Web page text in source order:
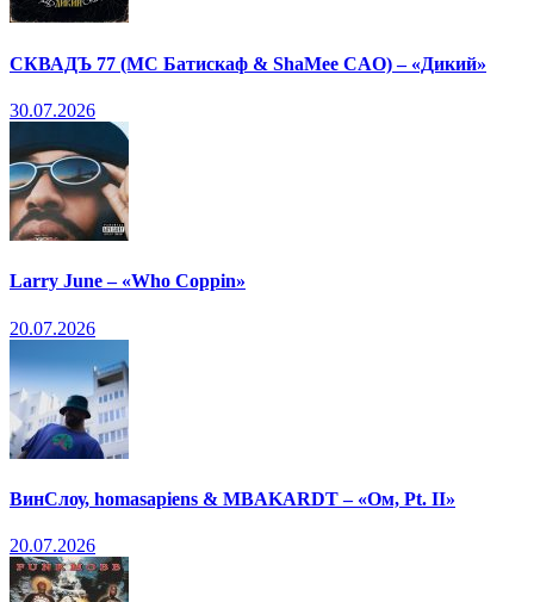
СКВАДЪ 77 (МС Батискаф & ShaMee CAO) – «Дикий»
30.07.2026
Larry June – «Who Coppin»
20.07.2026
ВинСлоу, homasapiens & MBAKARDT – «Ом, Pt. II»
20.07.2026